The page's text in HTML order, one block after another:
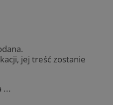
jej treść zostanie
...